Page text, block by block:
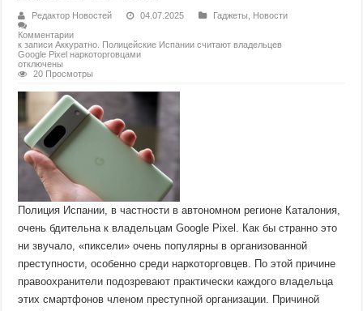
Редактор Новостей 04.07.2025 Гаджеты
Новости
Комментарии
к записи Аккуратно. Полицейские Испании считают владельцев
Google Pixel наркоторговцами
отключены
20 Просмотры
Полиция Испании, в частности в автономном регионе Каталония,
очень бдительна к владельцам Google Pixel. Как бы странно это
ни звучало, «пиксели» очень популярны в организованной
преступности, особенно среди наркоторговцев. По этой причине
правоохранители подозревают практически каждого владельца
этих смартфонов членом преступной организации. Причиной